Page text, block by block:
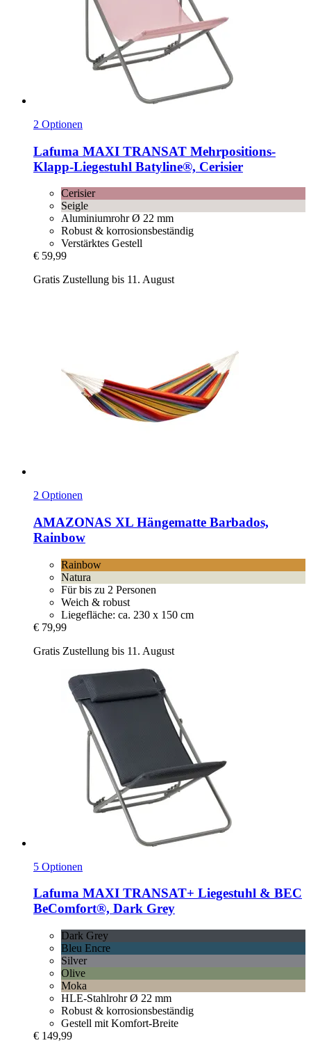
2 Optionen
Lafuma MAXI TRANSAT Mehrpositions-​
Klapp-​Liegestuhl Batyline®, Cerisier
Cerisier
Seigle
Aluminiumrohr Ø 22 mm
Robust & korrosionsbeständig
Verstärktes Gestell
€ 59,99
Gratis Zustellung bis 11. August
2 Optionen
AMAZONAS XL Hängematte Barbados,
Rainbow
Rainbow
Natura
Für bis zu 2 Personen
Weich & robust
Liegefläche: ca. 230 x 150 cm
€ 79,99
Gratis Zustellung bis 11. August
5 Optionen
Lafuma MAXI TRANSAT+ Liegestuhl & BEC
BeComfort®, Dark Grey
Dark Grey
Bleu Encre
Silver
Olive
Moka
HLE-Stahlrohr Ø 22 mm
Robust & korrosionsbeständig
Gestell mit Komfort-Breite
€ 149,99